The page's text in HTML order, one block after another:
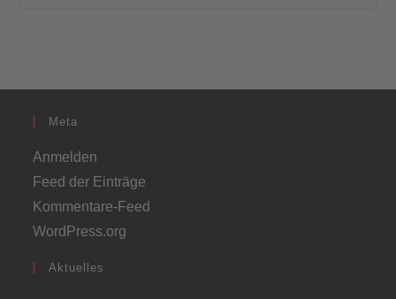
Meta
Anmelden
Feed der Einträge
Kommentare-Feed
WordPress.org
Aktuelles